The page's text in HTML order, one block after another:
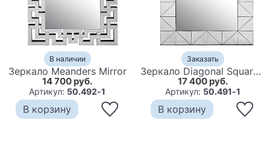
В наличии
Зеркало Meanders Mirror
14 700 руб.
Артикул: 50.492-1
В корзину
Заказать
Зеркало Diagonal Square Mirror
17 400 руб.
Артикул: 50.491-1
В корзину